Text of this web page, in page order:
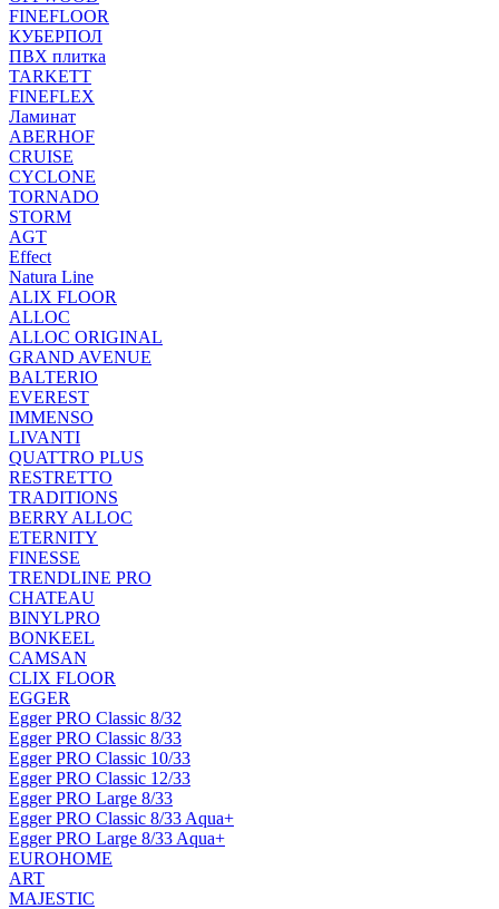
FINEFLOOR
КУБЕРПОЛ
ПВХ плитка
TARKETT
FINEFLEX
Ламинат
ABERHOF
CRUISE
CYCLONE
TORNADO
STORM
AGT
Effect
Natura Line
ALIX FLOOR
ALLOC
ALLOC ORIGINAL
GRAND AVENUE
BALTERIO
EVEREST
IMMENSO
LIVANTI
QUATTRO PLUS
RESTRETTO
TRADITIONS
BERRY ALLOC
ETERNITY
FINESSE
TRENDLINE PRO
CHATEAU
BINYLPRO
BONKEEL
CAMSAN
CLIX FLOOR
EGGER
Egger PRO Classic 8/32
Egger PRO Classic 8/33
Egger PRO Classic 10/33
Egger PRO Classic 12/33
Egger PRO Large 8/33
Egger PRO Classic 8/33 Aqua+
Egger PRO Large 8/33 Aqua+
EUROHOME
ART
MAJESTIC